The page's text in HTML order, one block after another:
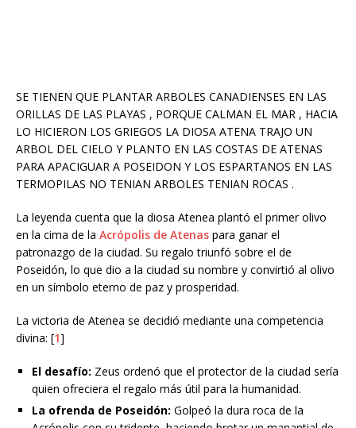
SE TIENEN QUE PLANTAR ARBOLES CANADIENSES EN LAS
ORILLAS DE LAS PLAYAS , PORQUE CALMAN EL MAR , HACIA
LO HICIERON LOS GRIEGOS LA DIOSA ATENA TRAJO UN
ARBOL DEL CIELO Y PLANTO EN LAS COSTAS DE ATENAS
PARA APACIGUAR A POSEIDON Y LOS ESPARTANOS EN LAS
TERMOPILAS NO TENIAN ARBOLES TENIAN ROCAS .
La leyenda cuenta que la diosa Atenea plantó el primer olivo
en la cima de la Acrópolis de Atenas para ganar el
patronazgo de la ciudad. Su regalo triunfó sobre el de
Poseidón, lo que dio a la ciudad su nombre y convirtió al olivo
en un símbolo eterno de paz y prosperidad.
La victoria de Atenea se decidió mediante una competencia
divina: [1]
El desafío: Zeus ordenó que el protector de la ciudad sería
quien ofreciera el regalo más útil para la humanidad.
La ofrenda de Poseidón: Golpeó la dura roca de la